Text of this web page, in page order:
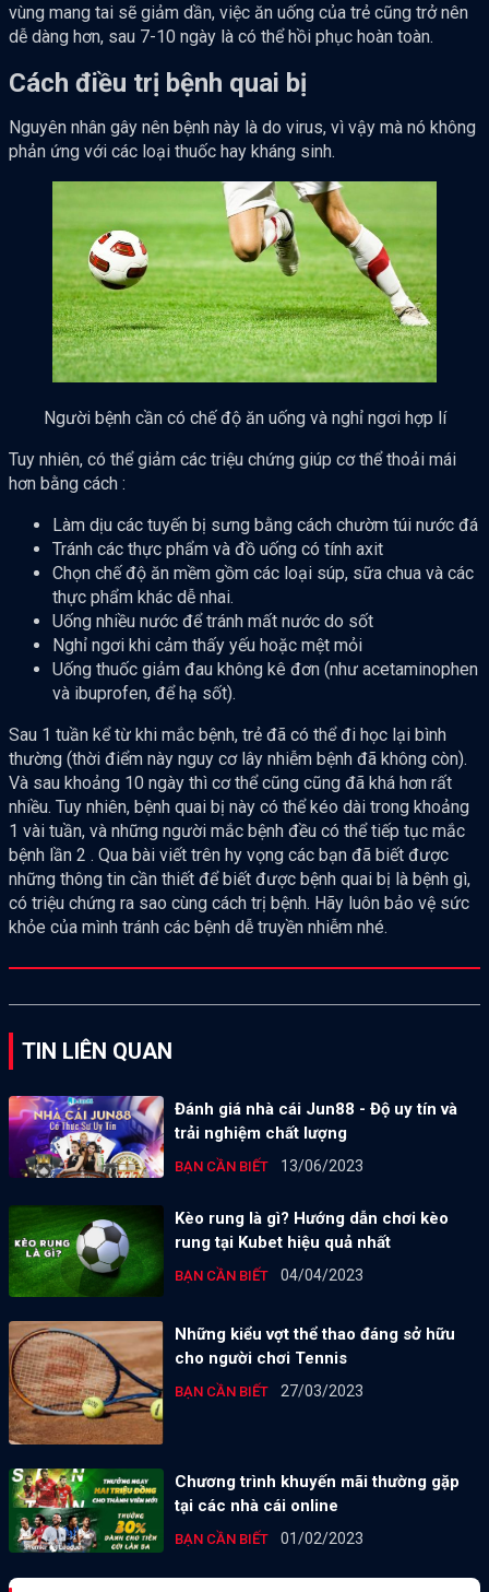
vùng mang tai sẽ giảm dần, việc ăn uống của trẻ cũng trở nên
dễ dàng hơn, sau 7-10 ngày là có thể hồi phục hoàn toàn.
Cách điều trị bệnh quai bị
Nguyên nhân gây nên bệnh này là do virus, vì vậy mà nó không
phản ứng với các loại thuốc hay kháng sinh.
Người bệnh cần có chế độ ăn uống và nghỉ ngơi hợp lí
Tuy nhiên, có thể giảm các triệu chứng giúp cơ thể thoải mái
hơn bằng cách :
Làm dịu các tuyến bị sưng bằng cách chườm túi nước đá
Tránh các thực phẩm và đồ uống có tính axit
Chọn chế độ ăn mềm gồm các loại súp, sữa chua và các
thực phẩm khác dễ nhai.
Uống nhiều nước để tránh mất nước do sốt
Nghỉ ngơi khi cảm thấy yếu hoặc mệt mỏi
Uống thuốc giảm đau không kê đơn (như acetaminophen
và ibuprofen, để hạ sốt).
Sau 1 tuần kể từ khi mắc bệnh, trẻ đã có thể đi học lại bình
thường (thời điểm này nguy cơ lây nhiễm bệnh đã không còn).
Và sau khoảng 10 ngày thì cơ thể cũng cũng đã khá hơn rất
nhiều. Tuy nhiên, bệnh quai bị này có thể kéo dài trong khoảng
1 vài tuần, và những người mắc bệnh đều có thể tiếp tục mắc
bệnh lần 2 . Qua bài viết trên hy vọng các bạn đã biết được
những thông tin cần thiết để biết được bệnh quai bị là bệnh gì,
có triệu chứng ra sao cùng cách trị bệnh. Hãy luôn bảo vệ sức
khỏe của mình tránh các bệnh dễ truyền nhiễm nhé.
TIN LIÊN QUAN
Đánh giá nhà cái Jun88 - Độ uy tín và
trải nghiệm chất lượng
BẠN CẦN BIẾT 13/06/2023
Kèo rung là gì? Hướng dẫn chơi kèo
rung tại Kubet hiệu quả nhất
BẠN CẦN BIẾT 04/04/2023
Những kiểu vợt thể thao đáng sở hữu
cho người chơi Tennis
BẠN CẦN BIẾT 27/03/2023
Chương trình khuyến mãi thường gặp
tại các nhà cái online
BẠN CẦN BIẾT 01/02/2023